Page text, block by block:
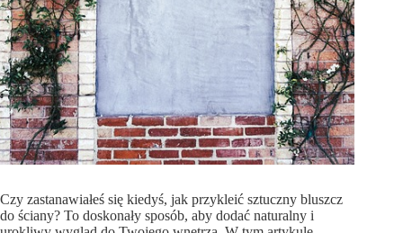
Czy zastanawiałeś się kiedyś, jak przykleić sztuczny bluszcz
do ściany? To doskonały sposób, aby dodać naturalny i